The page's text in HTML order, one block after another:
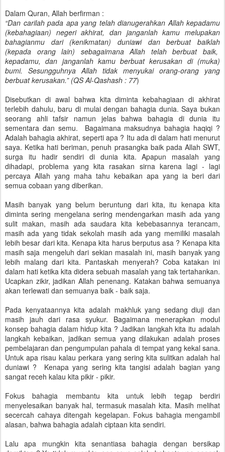
Dalam Quran, Allah berfirman :
“Dan carilah pada apa yang telah dianugerahkan Allah kepadamu
(kebahagiaan) negeri akhirat, dan janganlah kamu melupakan
bahagianmu dari (kenikmatan) duniawi dan berbuat baiklah
(kepada orang lain) sebagaimana Allah telah berbuat baik,
kepadamu, dan janganlah kamu berbuat kerusakan di (muka)
bumi. Sesungguhnya Allah tidak menyukai orang-orang yang
berbuat kerusakan.” (QS Al-Qashash : 77)
Disebutkan di awal bahwa kita diminta kebahagiaan di akhirat
terlebih dahulu, baru di mulai dengan bahagia dunia. Saya bukan
seorang ahli tafsir namun jelas bahwa bahagia di dunia itu
sementara dan semu. Bagaimana maksudnya bahagia haqiqi ?
Adalah bahagia akhirat, seperti apa ? Itu ada di dalam hati menurut
saya. Ketika hati beriman, penuh prasangka baik pada Allah SWT,
surga itu hadir sendiri di dunia kita. Apapun masalah yang
dihadapi, problema yang kita rasakan sirna karena lagi - lagi
percaya Allah yang maha tahu kebaikan apa yang ia beri dari
semua cobaan yang diberikan.
Masih banyak yang belum beruntung dari kita, itu kenapa kita
diminta sering mengelana sering mendengarkan masih ada yang
sulit makan, masih ada saudara kita kebebasannya terancam,
masih ada yang tidak sekolah masih ada yang memiliki masalah
lebih besar dari kita. Kenapa kita harus berputus asa ? Kenapa kita
masih saja mengeluh dari sekian masalah ini, masih banyak yang
lebih malang dari kita. Pantaskah menyerah? Coba katakan ini
dalam hati ketika kita didera sebuah masalah yang tak tertahankan.
Ucapkan zikir, jadikan Allah penenang. Katakan bahwa semuanya
akan terlewati dan semuanya baik - baik saja.
Pada kenyataannya kita adalah makhluk yang sedang diuji dan
masih jauh dari rasa syukur. Bagaimana menerapkan modul
konsep bahagia dalam hidup kita ? Jadikan langkah kita itu adalah
langkah kebaikan, jadikan semua yang dilakukan adalah proses
pembelajaran dan pengumpulan pahala di tempat yang kekal sana.
Untuk apa risau kalau perkara yang sering kita sulitkan adalah hal
duniawi ? Kenapa yang sering kita tangisi adalah bagian yang
sangat receh kalau kita pikir - pikir.
Fokus bahagia membantu kita untuk lebih tegap berdiri
menyelesaikan banyak hal, termasuk masalah kita. Masih melihat
secercah cahaya ditengah kegelapan. Fokus bahagia mengambil
alasan, bahwa bahagia adalah ciptaan kita sendiri.
Lalu apa mungkin kita senantiasa bahagia dengan bersikap